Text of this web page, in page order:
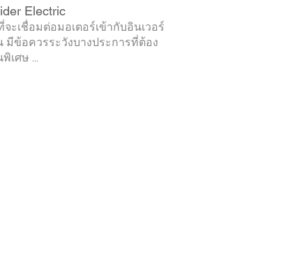
Electric
จะเชื่อมต่อมอเตอร์เข้ากับอินเวอร์
มีข้อควรระวังบางประการที่ต้อง
เศษ ...